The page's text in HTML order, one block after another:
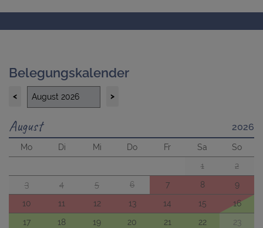
Belegungskalender
< >
August 2026
Mo Di Mi Do Fr Sa
So
1
2
3
4 5 6 7 8
9
10
11 12 13 14 15
16
17
18 19 20 21 22
23